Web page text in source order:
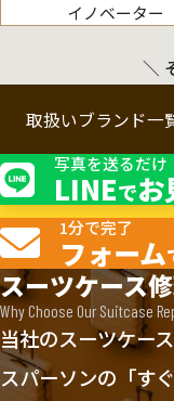
イノベーター
＼
取扱いブランド一
写真を送るだけ
LINEでお
1分で完了
フォーム
スーツケース
Why Choose Our Suitcase
当社のスーツケー
スパーソンの「す